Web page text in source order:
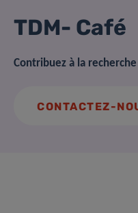
TDM- Café
Contribuez à la
CONTACTEZ-